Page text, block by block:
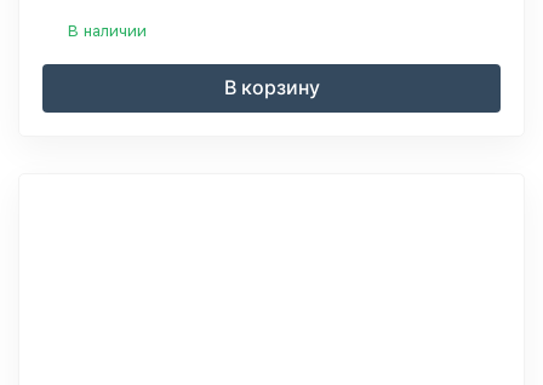
В наличии
В корзину